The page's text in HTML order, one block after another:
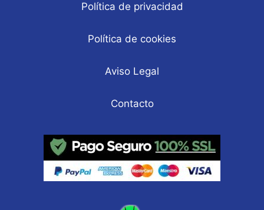
Política de privacidad
Política de cookies
Aviso Legal
Contacto